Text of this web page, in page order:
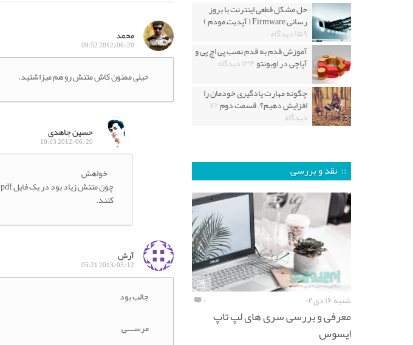
محمد
2012/06/20 09:52
خیلی ممنون کاش متنش رو هم میزاشتید.
حسین جاهدی
2012/06/20 10:13
خواهش
کنند.
آرش
2013/05/12 05:21
جالب بود
مرســــی
حل مشکل قطعی اینترنت با بروز
رسانی Firmware ( آپدیت مودم )
۱۵۹ دیدگاه
آموزش قدم به قدم نصب پی اچ پی و
آپاچی در اوبونتو۱۳۴ دیدگاه
چگونه مهارت یادگیری خودمان را
افزایش دهیم؟ – قسمت دوم۷۲
دیدگاه
:: نقد و بررسی
شنبه ۱۶ دی ۰۲ ۰
معرفی و بررسی سری های لپ تاپ
ایسوس